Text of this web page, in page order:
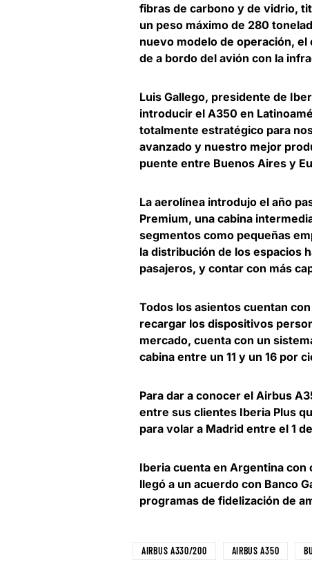
fibras de carbono y de vidrio,
un peso máximo de 280
nuevo modelo de operación,
de a bordo del avión con la
Luis Gallego, presidente de
introducir el A350 en
totalmente estratégico para
avanzado y nuestro mejor
puente entre Buenos Aires y
La aerolínea introdujo el año
Premium, una cabina
segmentos como pequeñas
la distribución de los espacios
pasajeros, y contar con más
Todos los asientos cuentan
recargar los dispositivos
mercado, cuenta con un
cabina entre un 11 y un 16 por
Para dar a conocer el Airbus
entre sus clientes Iberia Plus
para volar a Madrid entre el 1
Iberia cuenta en Argentina con
llegó a un acuerdo con Banco
programas de fidelización de
AIRBUS A330/200 AIRBUS A350